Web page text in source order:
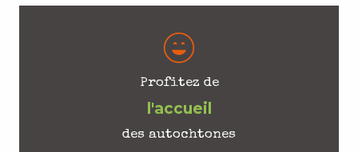
Profitez de
l'accueil
des autochtones